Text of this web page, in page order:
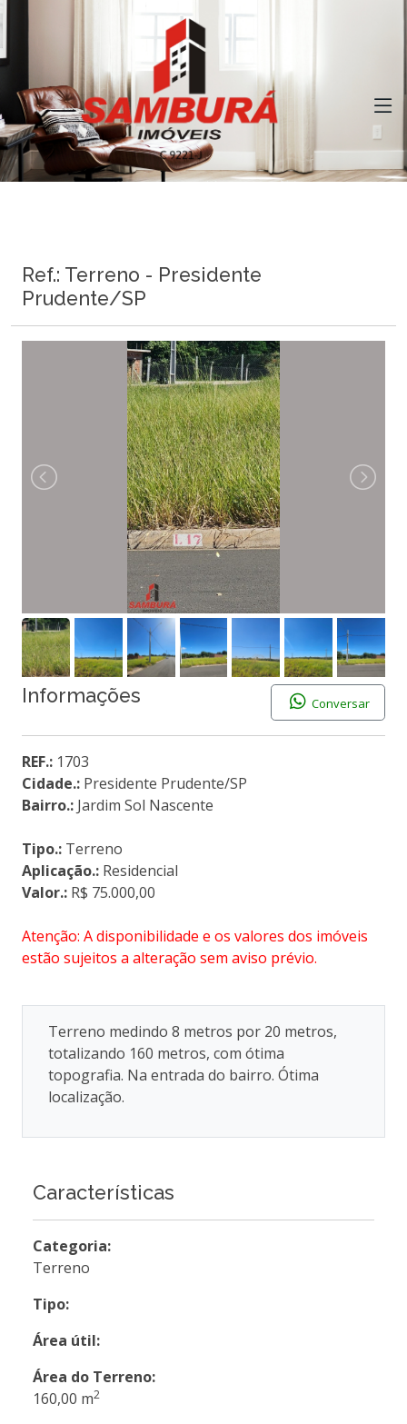
Ref.: Terreno - Presidente
Prudente/SP
Informações Conversar
REF.: 1703
Cidade.: Presidente Prudente/SP
Bairro.: Jardim Sol Nascente
Tipo.: Terreno
Aplicação.: Residencial
Valor.: R$ 75.000,00
Atenção: A disponibilidade e os valores dos imóveis
estão sujeitos a alteração sem aviso prévio.
Terreno medindo 8 metros por 20 metros,
totalizando 160 metros, com ótima
topografia. Na entrada do bairro. Ótima
localização.
Características
Categoria:
Terreno
Tipo:
Área útil:
Área do Terreno:
160,00 m2